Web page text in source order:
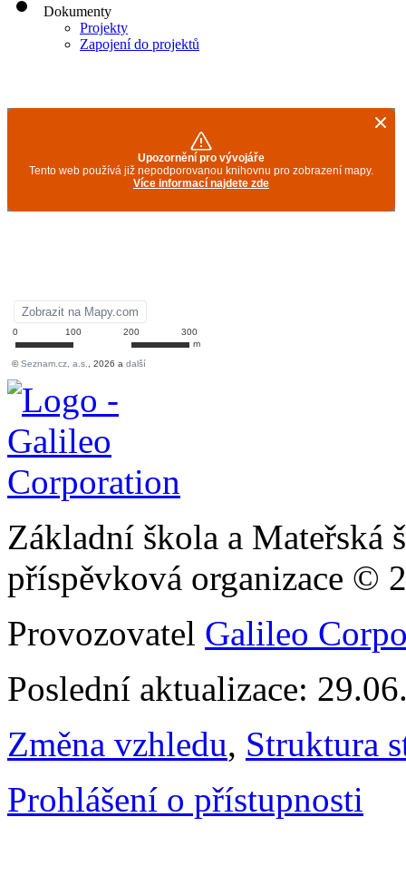
Dokumenty
Projekty
Zapojení do projektů
Základní škola a Mateřská
příspěvková organizace ©
Provozovatel Galileo
Poslední aktualizace:
Změna vzhledu, Struktura
Prohlášení o přístupnosti